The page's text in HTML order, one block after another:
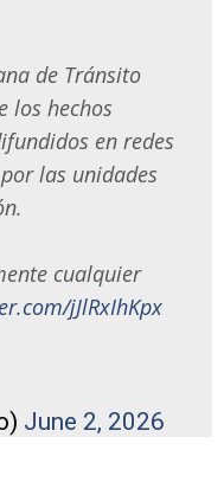
de Tránsito
los hechos
en redes
las unidades
cualquier
jJlRxIhKpx
June 2, 2026